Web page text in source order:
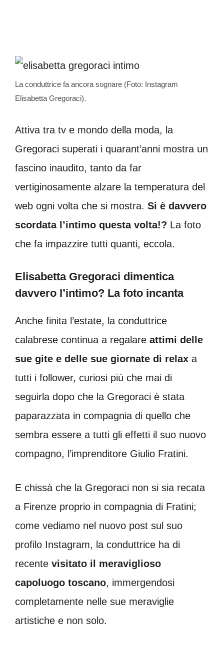
La conduttrice fa ancora sognare (Foto: Instagram
Elisabetta Gregoraci).
Attiva tra tv e mondo della moda, la
Gregoraci superati i quarant’anni mostra un
fascino inaudito, tanto da far
vertiginosamente alzare la temperatura del
web ogni volta che si mostra. Si è davvero
scordata l’intimo questa volta!? La foto
che fa impazzire tutti quanti, eccola.
Elisabetta Gregoraci dimentica
davvero l’intimo? La foto incanta
Anche finita l’estate, la conduttrice
calabrese continua a regalare attimi delle
sue gite e delle sue giornate di relax a
tutti i follower, curiosi più che mai di
seguirla dopo che la Gregoraci è stata
paparazzata in compagnia di quello che
sembra essere a tutti gli effetti il suo nuovo
compagno, l’imprenditore Giulio Fratini.
E chissà che la Gregoraci non si sia recata
a Firenze proprio in compagnia di Fratini;
come vediamo nel nuovo post sul suo
profilo Instagram, la conduttrice ha di
recente visitato il meraviglioso
capoluogo toscano, immergendosi
completamente nelle sue meraviglie
artistiche e non solo.